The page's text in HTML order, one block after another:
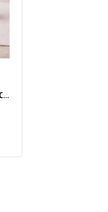
EICHENBANK AUS ALTEICHE 45 MM NACH MASS – RUSTIKALE MASSIVHOLZBANK